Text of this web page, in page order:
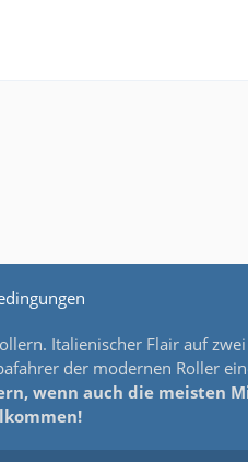
Italienischer Flair auf
der modernen Roller
wenn auch die meisten